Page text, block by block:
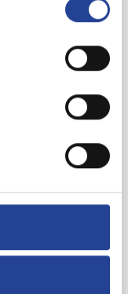
NEE
1
37m2
gas cv
NEE
NEE